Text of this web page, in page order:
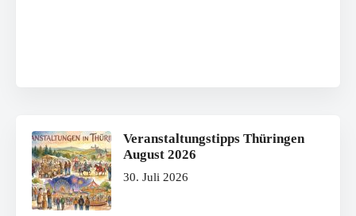
Veranstaltungstipps Thüringen
August 2026
30. Juli 2026